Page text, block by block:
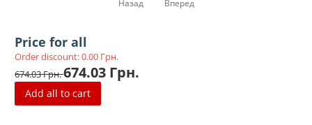
Назад Вперед
Price for all
Order discount:0.00 Грн.
674.03Грн.674.03 Грн.
Add all to cart